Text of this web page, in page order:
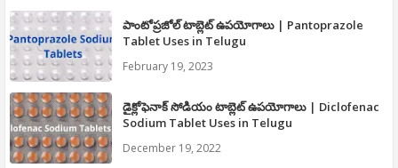
పాంటోప్రజోల్ టాబ్లెట్ ఉపయోగాలు | Pantoprazole
Tablet Uses in Telugu
February 19, 2023
డైక్లోఫెనాక్ సోడియం టాబ్లెట్ ఉపయోగాలు | Diclofenac
Sodium Tablet Uses in Telugu
December 19, 2022